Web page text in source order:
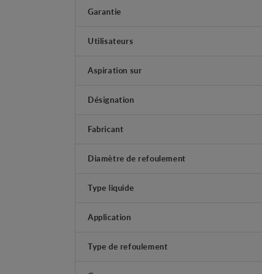
Garantie
Utilisateurs
Aspiration sur
Désignation
Fabricant
Diamètre de refoulement
Type liquide
Application
Type de refoulement